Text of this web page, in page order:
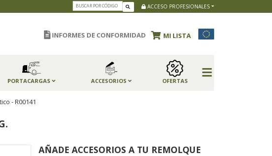
ACCESO PROFESIONALES
INFORMES DE CONFORMIDAD MI LISTA
PORTACARGAS ACCESORIOS OFERTAS
- R00141
AÑADE ACCESORIOS A TU REMOLQUE